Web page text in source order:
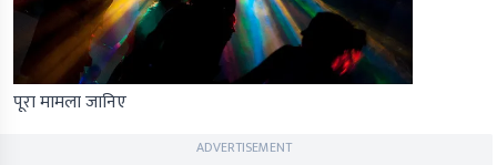
पूरा मामला जानिए
ADVERTISEMENT